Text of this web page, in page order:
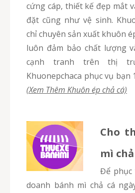
cứng cáp, thiết kế đẹp mắt
đặt cũng như vệ sinh.
chỉ chuyên sản xuất khuôn
luôn đảm bảo chất lượng
cạnh tranh trên thị
Khuonepchaca phục vụ bạn
(Xem Thêm Khuôn ép chả cá)
Cho
mì
Để phục vụ nhu cầu kinh
doanh bánh mì chả cá